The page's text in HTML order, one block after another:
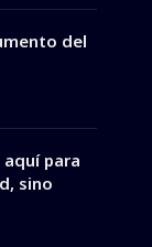
del
aquí para
sino